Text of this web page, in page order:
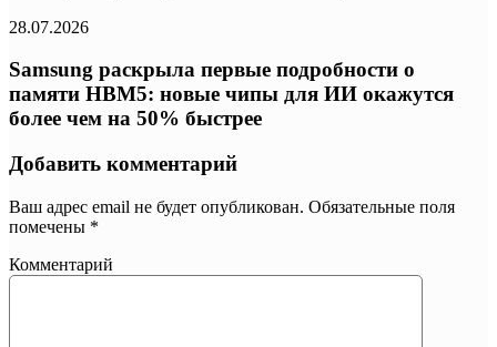
28.07.2026
Samsung раскрыла первые подробности о
памяти HBM5: новые чипы для ИИ окажутся
более чем на 50% быстрее
Добавить комментарий
Ваш адрес email не будет опубликован. Обязательные поля
помечены *
Комментарий